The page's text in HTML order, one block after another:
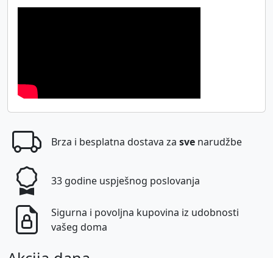
Brza i besplatna dostava za sve narudžbe
33 godine uspješnog poslovanja
Sigurna i povoljna kupovina iz udobnosti
vašeg doma